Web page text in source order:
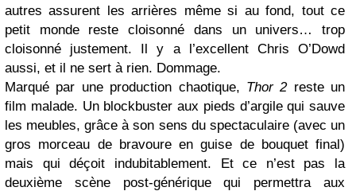
autres assurent les arrières même si au fond, tout ce
petit monde reste cloisonné dans un univers… trop
cloisonné justement. Il y a l’excellent Chris O’Dowd
aussi, et il ne sert à rien. Dommage.
Marqué par une production chaotique, Thor 2reste un
film malade. Un blockbuster aux pieds d’argile qui sauve
les meubles, grâce à son sens du spectaculaire (avec un
gros morceau de bravoure en guise de bouquet final)
mais qui déçoit indubitablement. Et ce n’est pas la
deuxième scène post-générique qui permettra aux